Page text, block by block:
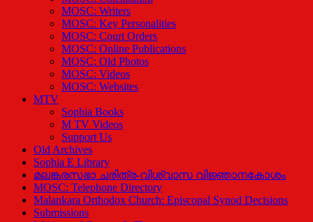
MOSC: Writers
MOSC: Key Personalities
MOSC: Court Orders
MOSC: Online Publications
MOSC: Old Photos
MOSC: Videos
MOSC: Websites
MTV
Sophia Books
M TV Videos
Support Us
Old Archives
Sophia E Library
മലങ്കരസഭാ ചരിത്ര-വിശ്വാസ വിജ്ഞാനകോശം
MOSC: Telephone Directory
Malankara Orthodox Church: Episcopal Synod Decisions
Submissions